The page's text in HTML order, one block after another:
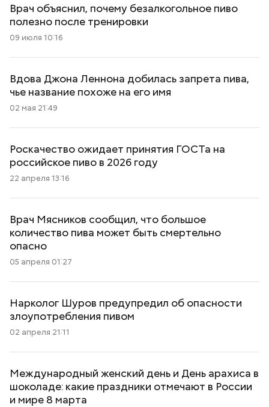
Врач объяснил, почему безалкогольное пиво
полезно после тренировки
09 июля 10:16
Вдова Джона Леннона добилась запрета пива,
чье название похоже на его имя
02 мая 21:49
Роскачество ожидает принятия ГОСТа на
российское пиво в 2026 году
22 апреля 13:16
Врач Мясников сообщил, что большое
количество пива может быть смертельно
опасно
05 апреля 01:27
Нарколог Шуров предупредил об опасности
злоупотребления пивом
02 апреля 21:11
Международный женский день и День арахиса в
шоколаде: какие праздники отмечают в России
и мире 8 марта